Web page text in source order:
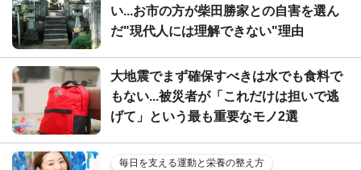
い...お市の方が柴田勝家との自害を選ん
だ"現代人には理解できない"理由
大地震でまず確保すべきは水でも食料で
もない...被災者が「これだけは担いで逃
げて」という最も重要なモノ2選
毎日を支える運動と栄養の整え方